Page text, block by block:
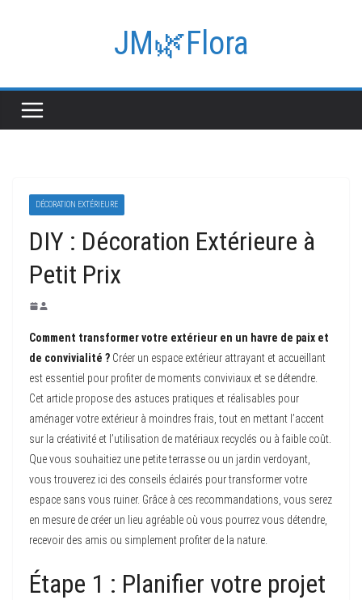
JM🌿Flora
DÉCORATION EXTÉRIEURE
DIY : Décoration Extérieure à
Petit Prix
Comment transformer votre extérieur en un havre de paix et
de convivialité ? Créer un espace extérieur attrayant et accueillant
est essentiel pour profiter de moments conviviaux et se détendre.
Cet article propose des astuces pratiques et réalisables pour
aménager votre extérieur à moindres frais, tout en mettant l’accent
sur la créativité et l’utilisation de matériaux recyclés ou à faible coût.
Que vous souhaitiez une petite terrasse ou un jardin verdoyant,
vous trouverez ici des conseils éclairés pour transformer votre
espace sans vous ruiner. Grâce à ces recommandations, vous serez
en mesure de créer un lieu agréable où vous pourrez vous détendre,
recevoir des amis ou simplement profiter de la nature.
Étape 1 : Planifier votre projet